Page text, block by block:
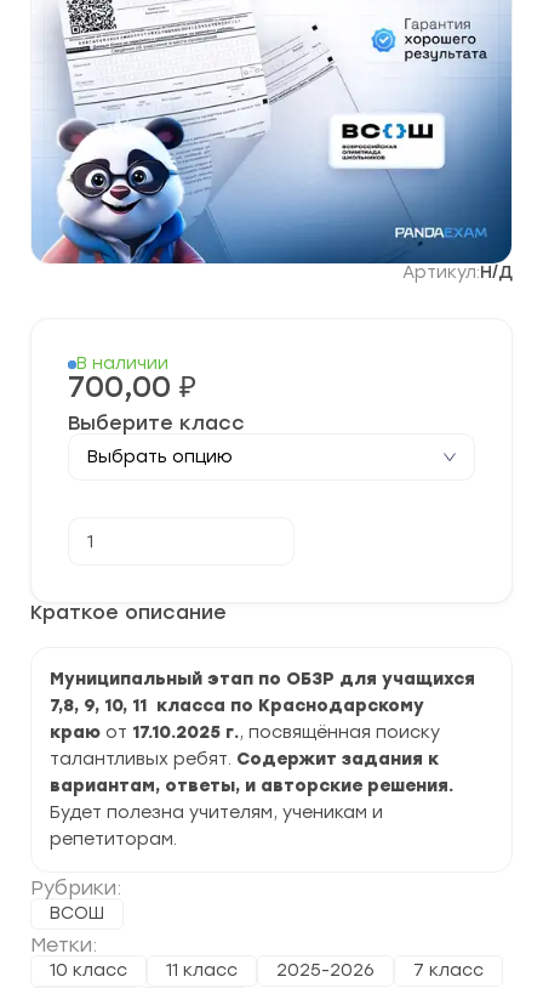
Артикул:Н/Д
Краткое описание
Муниципальный этап по ОБЗР для учащихся
7,8, 9, 10, 11 класса по Краснодарскому
краю от 17.10.2025 г., посвящённая поиску
талантливых ребят. Содержит задания к
вариантам, ответы, и авторские решения.
Будет полезна учителям, ученикам и
репетиторам.
Рубрики:
ВСОШ
Метки:
10 класс 11 класс 2025-2026
7 класс
В наличии
700,00 ₽
Выберите класс
товара
этап
ВСОШ
2025-
2026
г.
по
Краснодарскому
краю
ответы
и
задания